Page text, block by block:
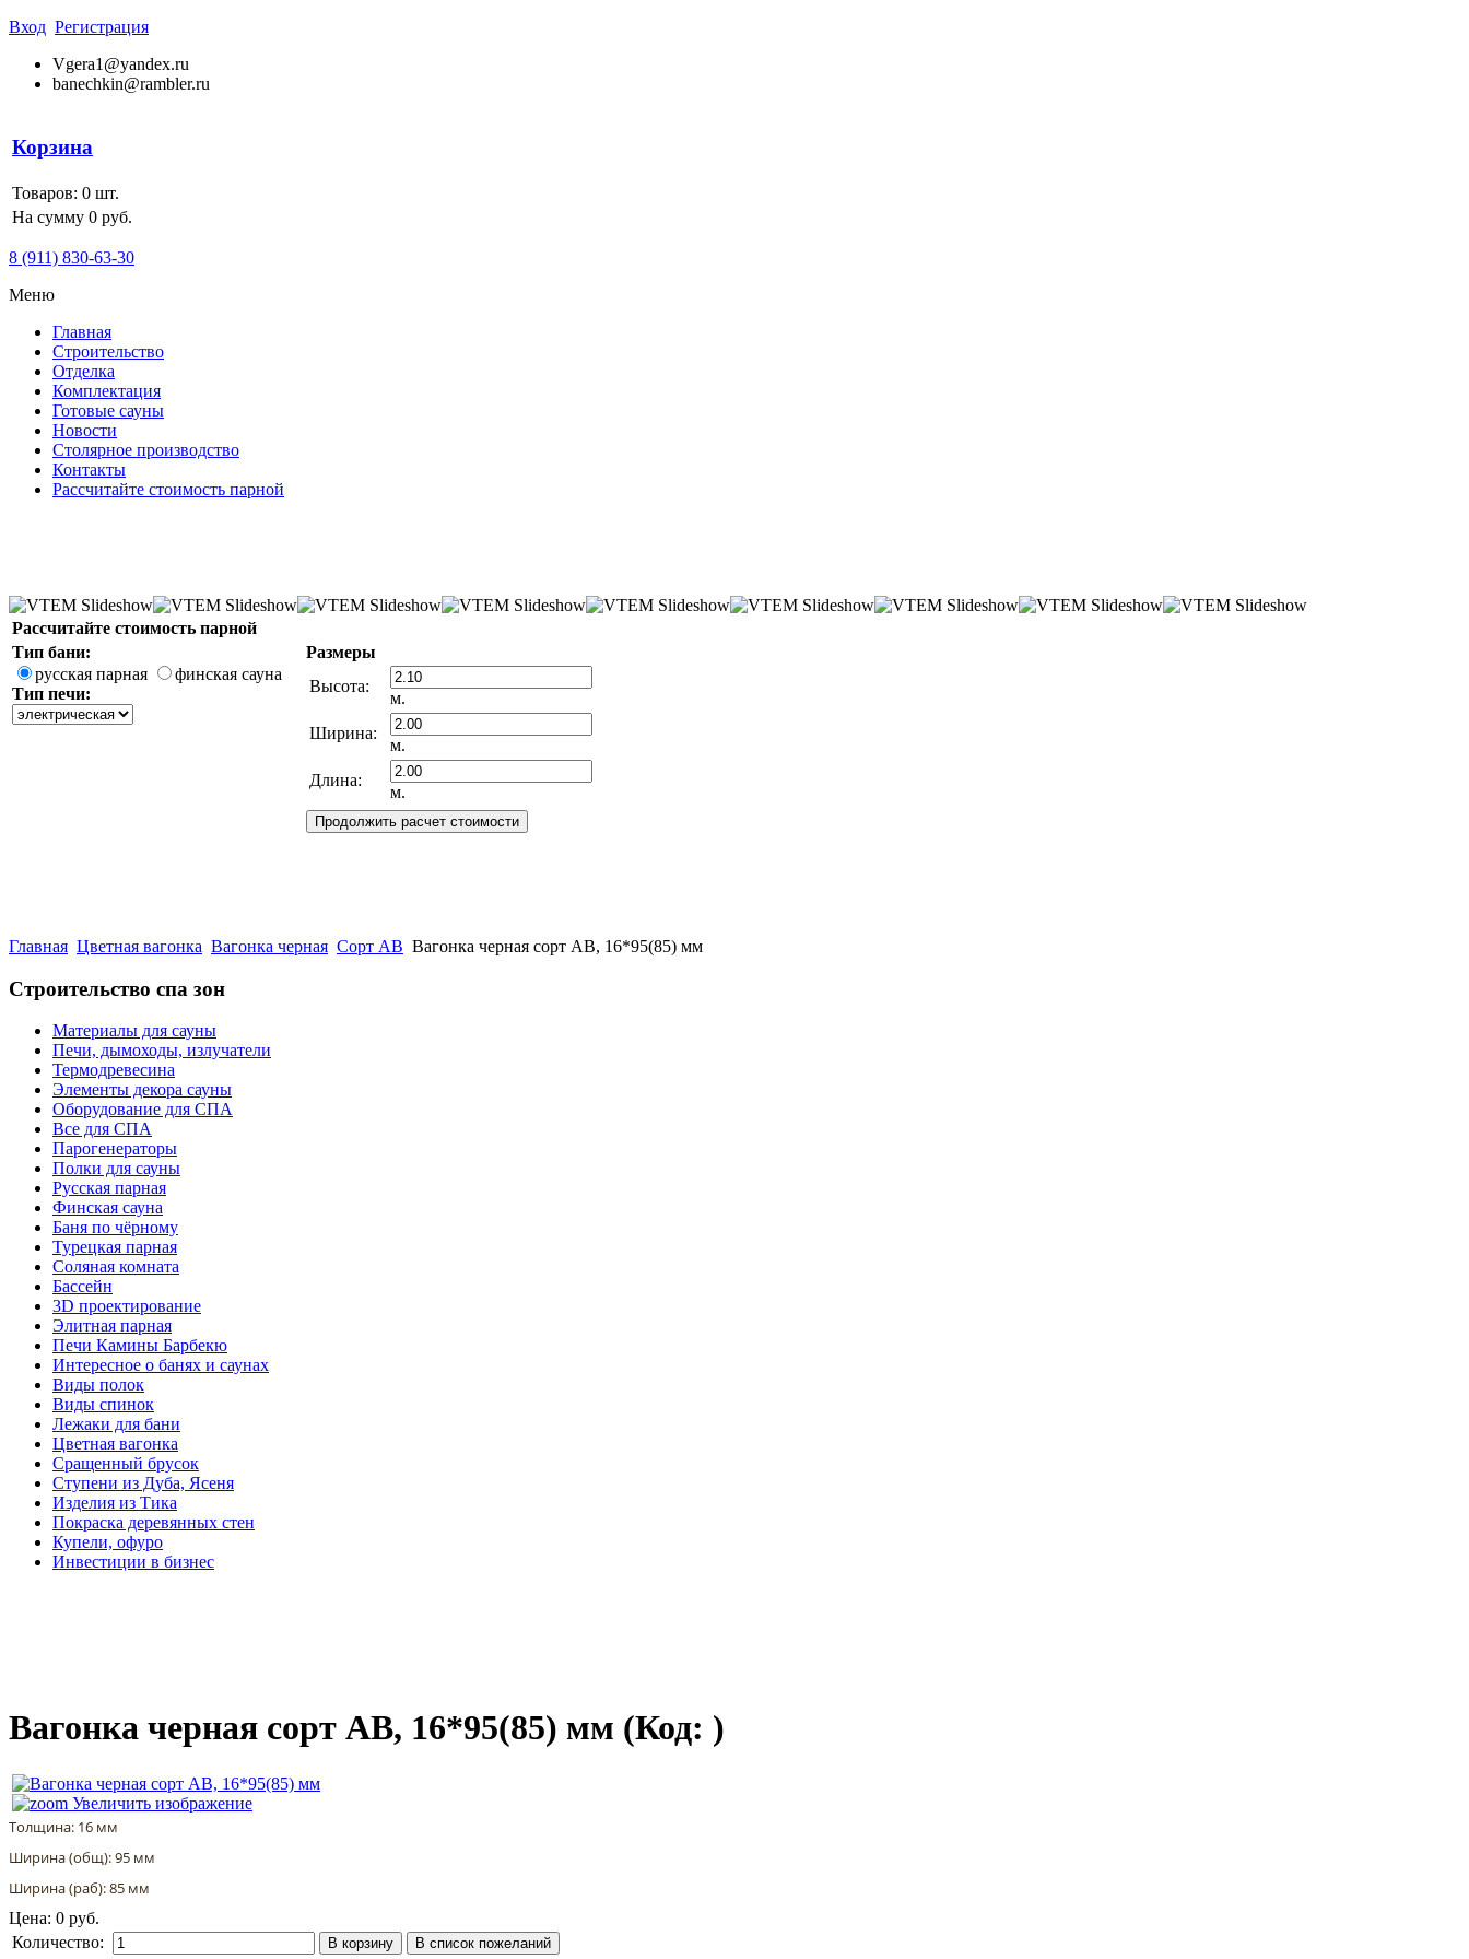
Вход Регистрация
Vgera1@yandex.ru
banechkin@rambler.ru
Корзина
Товаров: 0 шт.
На сумму 0 руб.
8 (911) 830-63-30
Меню
Главная
Строительство
Отделка
Комплектация
Готовые сауны
Новости
Столярное производство
Контакты
Рассчитайте стоимость парной
Рассчитайте стоимость парной
Тип бани:
русская парная
финская сауна
Тип печи:
Размеры
Высота:
м.
Ширина:
м.
Длина:
м.
Главная Цветная вагонка Вагонка черная Сорт АВ Вагонка черная сорт АВ, 16*95(85) мм
Строительство спа зон
Материалы для сауны
Печи, дымоходы, излучатели
Термодревесина
Элементы декора сауны
Оборудование для СПА
Все для СПА
Парогенераторы
Полки для сауны
Русская парная
Финская сауна
Баня по чёрному
Турецкая парная
Соляная комната
Бассейн
3D проектирование
Элитная парная
Печи Камины Барбекю
Интересное о банях и саунах
Виды полок
Виды спинок
Лежаки для бани
Цветная вагонка
Сращенный брусок
Ступени из Дуба, Ясеня
Изделия из Тика
Покраска деревянных стен
Купели, офуро
Инвестиции в бизнес
Вагонка черная сорт АВ, 16*95(85) мм (Код: )
Увеличить изображение
Толщина: 16 мм
Ширина (общ): 95 мм
Ширина (раб): 85 мм
Цена: 0 руб.
Количество: